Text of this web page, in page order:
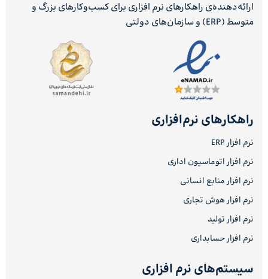
ارائه‌دهنده‌ی راهکارهای نرم افزاری برای کسب‌وکارهای بزرگ و
متوسط (ERP) و سازمان‌های دولتی
راهکارهای نرم‌افزاری
نرم افزار ERP
نرم افزار اتوماسیون اداری
نرم افزار منابع انسانی
نرم افزار هوش تجاری
نرم افزار تولید
نرم افزار حسابداری
سیستم‌های نرم افزاری